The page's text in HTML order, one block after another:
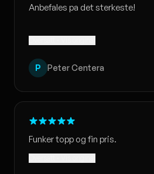
Anbefales pa det sterkeste!
P Peter Centera
Funker topp og fin pris.